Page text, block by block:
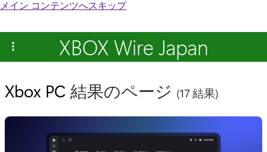
メイン コンテンツへスキップ
XBOX Wire Japan
Xbox PC 結果のページ (17 結果)